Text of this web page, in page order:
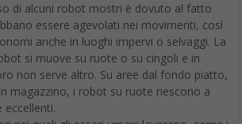
di alcuni robot mostri è dovuto al fatto
essere agevolati nei movimenti, così
anche in luoghi impervi o selvaggi. La
si muove su ruote o su cingoli e in
non serve altro. Su aree dal fondo piatto,
magazzino, i robot su ruote riescono a